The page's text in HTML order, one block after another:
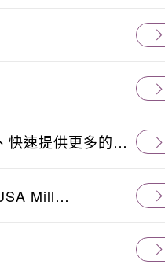
快速提供更多的永
Mill